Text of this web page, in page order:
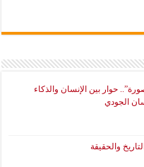
حوار بين الإنسان والذكاء
الجودي